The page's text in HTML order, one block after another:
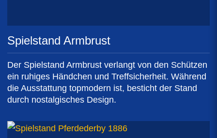
Spielstand Armbrust
Der Spielstand Armbrust verlangt von den Schützen
ein ruhiges Händchen und Treffsicherheit. Während
die Ausstattung topmodern ist, besticht der Stand
durch nostalgisches Design.